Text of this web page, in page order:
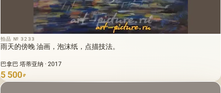
拍品 № 3233
雨天的傍晚 油画，泡沫纸，点描技法。
巴拿巴 塔蒂亚纳 · 2017
5 500 ₽